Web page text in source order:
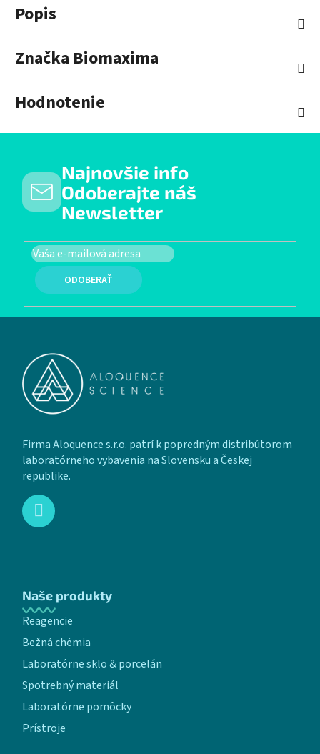
Popis
Značka Biomaxima
Hodnotenie
Najnovšie info
Odoberajte náš
Newsletter
PRIHLÁSIŤ SA
Firma Aloquence s.r.o. patrí k popredným distribútorom
laboratórneho vybavenia na Slovensku a Českej
republike.
Naše produkty
Reagencie
Bežná chémia
Laboratórne sklo & porcelán
Spotrebný materiál
Laboratórne pomôcky
Prístroje